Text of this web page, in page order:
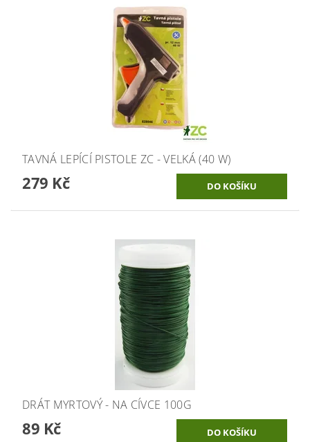
TAVNÁ LEPÍCÍ PISTOLE ZC - VELKÁ (40 W)
279 Kč
DRÁT MYRTOVÝ - NA CÍVCE 100G
89 Kč